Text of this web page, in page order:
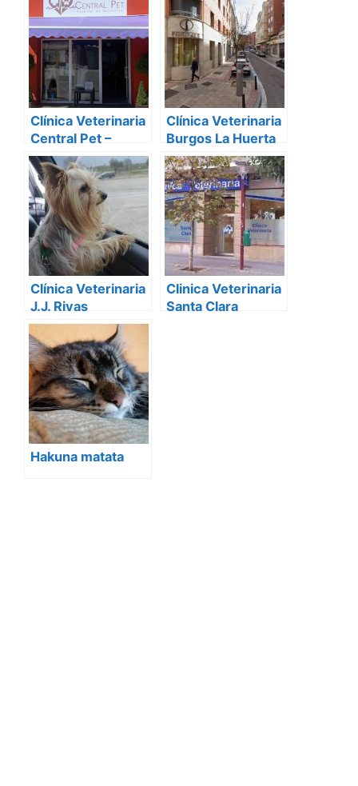
Clínica Veterinaria
Central Pet –
Hospital de
Mascotas
Clínica Veterinaria
Burgos La Huerta
Clínica Veterinaria
J.J. Rivas
Clinica Veterinaria
Santa Clara
Hakuna matata